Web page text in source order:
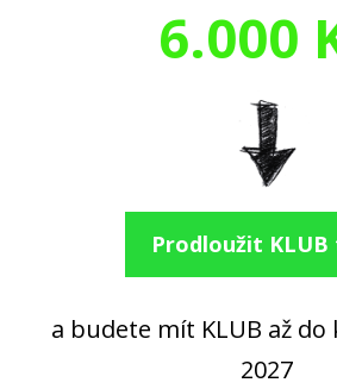
6.000
Prodloužit KLUB
a budete mít KLUB až do
2027